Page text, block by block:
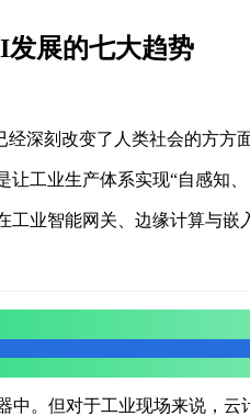
展的七大趋势
深刻改变了人类社会的方
让工业生产体系实现“自感知
工业智能网关、边缘计算与
。但对于工业现场来说，云